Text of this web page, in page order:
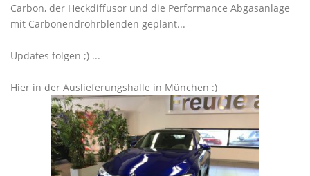
Carbon, der Heckdiffusor und die Performance Abgasanlage
mit Carbonendrohrblenden geplant...
Updates folgen ;) ...
Hier in der Auslieferungshalle in München :)